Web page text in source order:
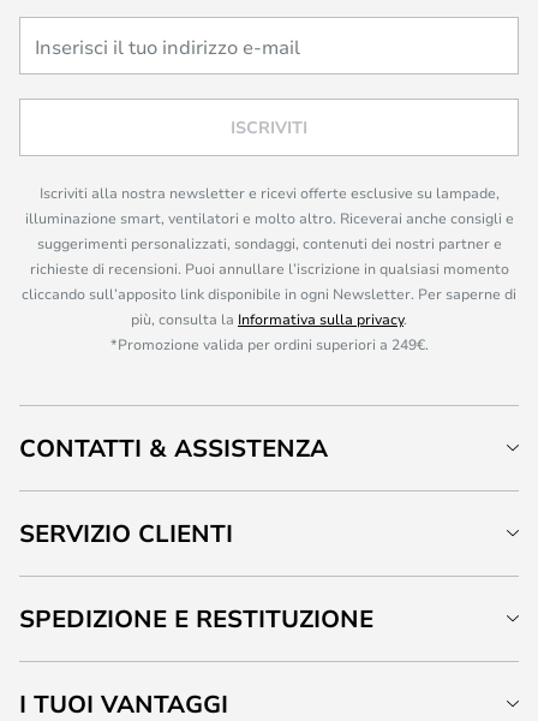
ISCRIVITI
Iscriviti alla nostra newsletter e ricevi offerte esclusive su lampade,
illuminazione smart, ventilatori e molto altro. Riceverai anche consigli e
suggerimenti personalizzati, sondaggi, contenuti dei nostri partner e
richieste di recensioni. Puoi annullare l’iscrizione in qualsiasi momento
cliccando sull’apposito link disponibile in ogni Newsletter. Per saperne di
più, consulta la Informativa sulla privacy.
*Promozione valida per ordini superiori a 249€.
CONTATTI & ASSISTENZA
SERVIZIO CLIENTI
SPEDIZIONE E RESTITUZIONE
I TUOI VANTAGGI